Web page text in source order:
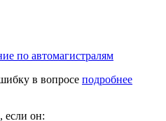
по автомагистралям
в вопросе подробнее